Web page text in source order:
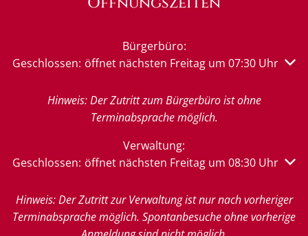
Bürgerbüro:
Klicken, um weitere Öffnungs- oder Schließzeiten
Geschlossen: öffnet nächsten Freitag um 07:30 Uhr
Hinweis: Der Zutritt zum Bürgerbüro ist ohne
Terminabsprache möglich.
Verwaltung:
Klicken, um weitere Öffnungs- oder Schließzeiten
Geschlossen: öffnet nächsten Freitag um 08:30 Uhr
Hinweis: Der Zutritt zur Verwaltung ist nur nach vorheriger
Terminabsprache möglich. Spontanbesuche ohne vorherige